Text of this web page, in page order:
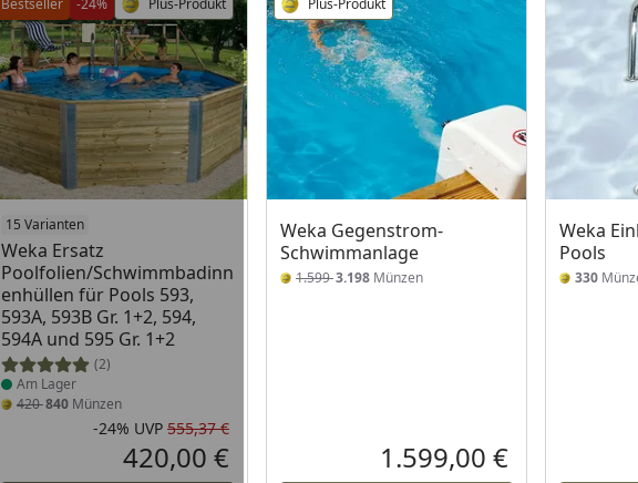
Bestseller -24% Plus-Produkt
15 Varianten
Weka Ersatz
Poolfolien/Schwimmbadinn
enhüllen für Pools 593,
593A, 593B Gr. 1+2, 594,
594A und 595 Gr. 1+2
(2)
Produkt am Lager
Am Lager
420840 Münzen
Rabatt in Prozent
-24%
Ursprünglicher Preis
UVP 555,37 €
Aktueller Preis
420,00 €
Plus-Produkt
Weka Gegenstrom-
Schwimmanlage
1.5993.198 Münzen
Aktueller Preis
1.599,00 €
Weka
Pools
330